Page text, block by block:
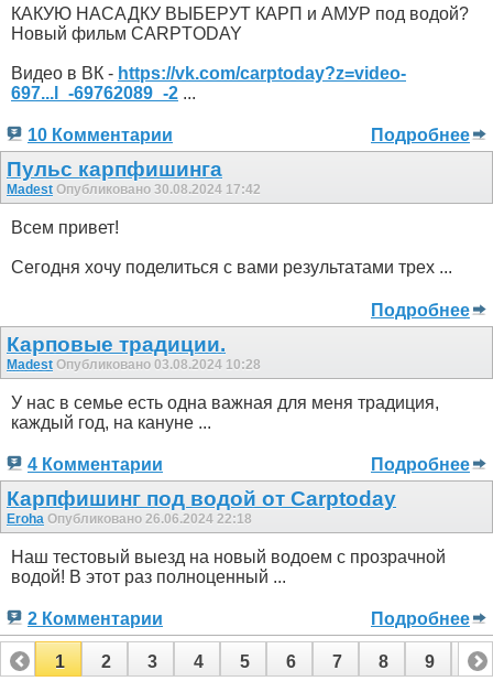
КАКУЮ НАСАДКУ ВЫБЕРУТ КАРП и АМУР под водой?
Новый фильм CARPTODAY
Видео в ВК - https://vk.com/carptoday?z=video-
697...l_-69762089_-2 ...
10 Комментарии Подробнее
Пульс карпфишинга
Madest Опубликовано 30.08.2024 17:42
Всем привет!
Сегодня хочу поделиться с вами результатами трех ...
Подробнее
Карповые традиции.
Madest Опубликовано 03.08.2024 10:28
У нас в семье есть одна важная для меня традиция,
каждый год, на кануне ...
4 Комментарии Подробнее
Карпфишинг под водой от Carptoday
Eroha Опубликовано 26.06.2024 22:18
Наш тестовый выезд на новый водоем с прозрачной
водой! В этот раз полноценный ...
2 Комментарии Подробнее
1 2 3 4 5 6 7 8 9 10